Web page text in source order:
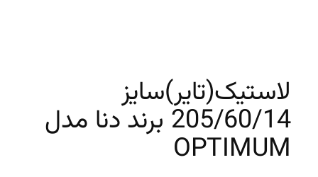
لاستیک(تایر)سایز
205/60/14 برند دنا مدل
OPTIMUM